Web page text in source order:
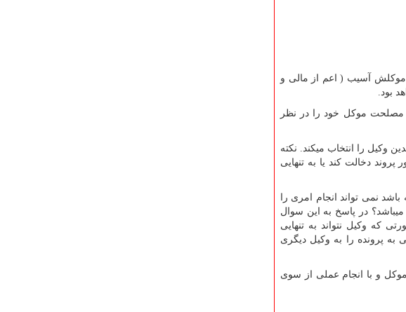
موکلش آسیب ( اعم از مالی و
بود.
مصلحت موکل خود را در نظر
را انتخاب میکند. نکته
دخالت کند یا به تنهایی
نمی تواند انجام امری را
در پاسخ به این سوال
که وکیل نتواند به تنهایی
به پرونده را به وکیل دیگری
موکل و با انجام عملی از سوی